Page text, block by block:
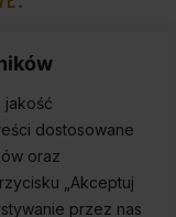
jakość
dostosowane
oraz
„Akceptuj
przez nas